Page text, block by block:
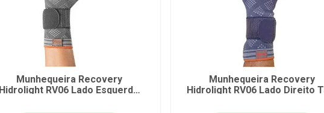
Munhequeira Recovery
Hidrolight RV06 Lado Esquerdo
Munhequeira Recovery
Hidrolight RV06 Lado Direito